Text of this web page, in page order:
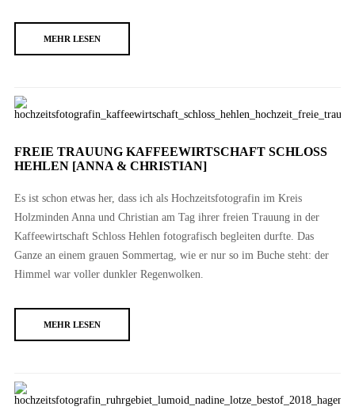
MEHR LESEN
FREIE TRAUUNG KAFFEEWIRTSCHAFT SCHLOSS
HEHLEN [ANNA & CHRISTIAN]
Es ist schon etwas her, dass ich als Hochzeitsfotografin im Kreis
Holzminden Anna und Christian am Tag ihrer freien Trauung in der
Kaffeewirtschaft Schloss Hehlen fotografisch begleiten durfte. Das
Ganze an einem grauen Sommertag, wie er nur so im Buche steht: der
Himmel war voller dunkler Regenwolken.
MEHR LESEN